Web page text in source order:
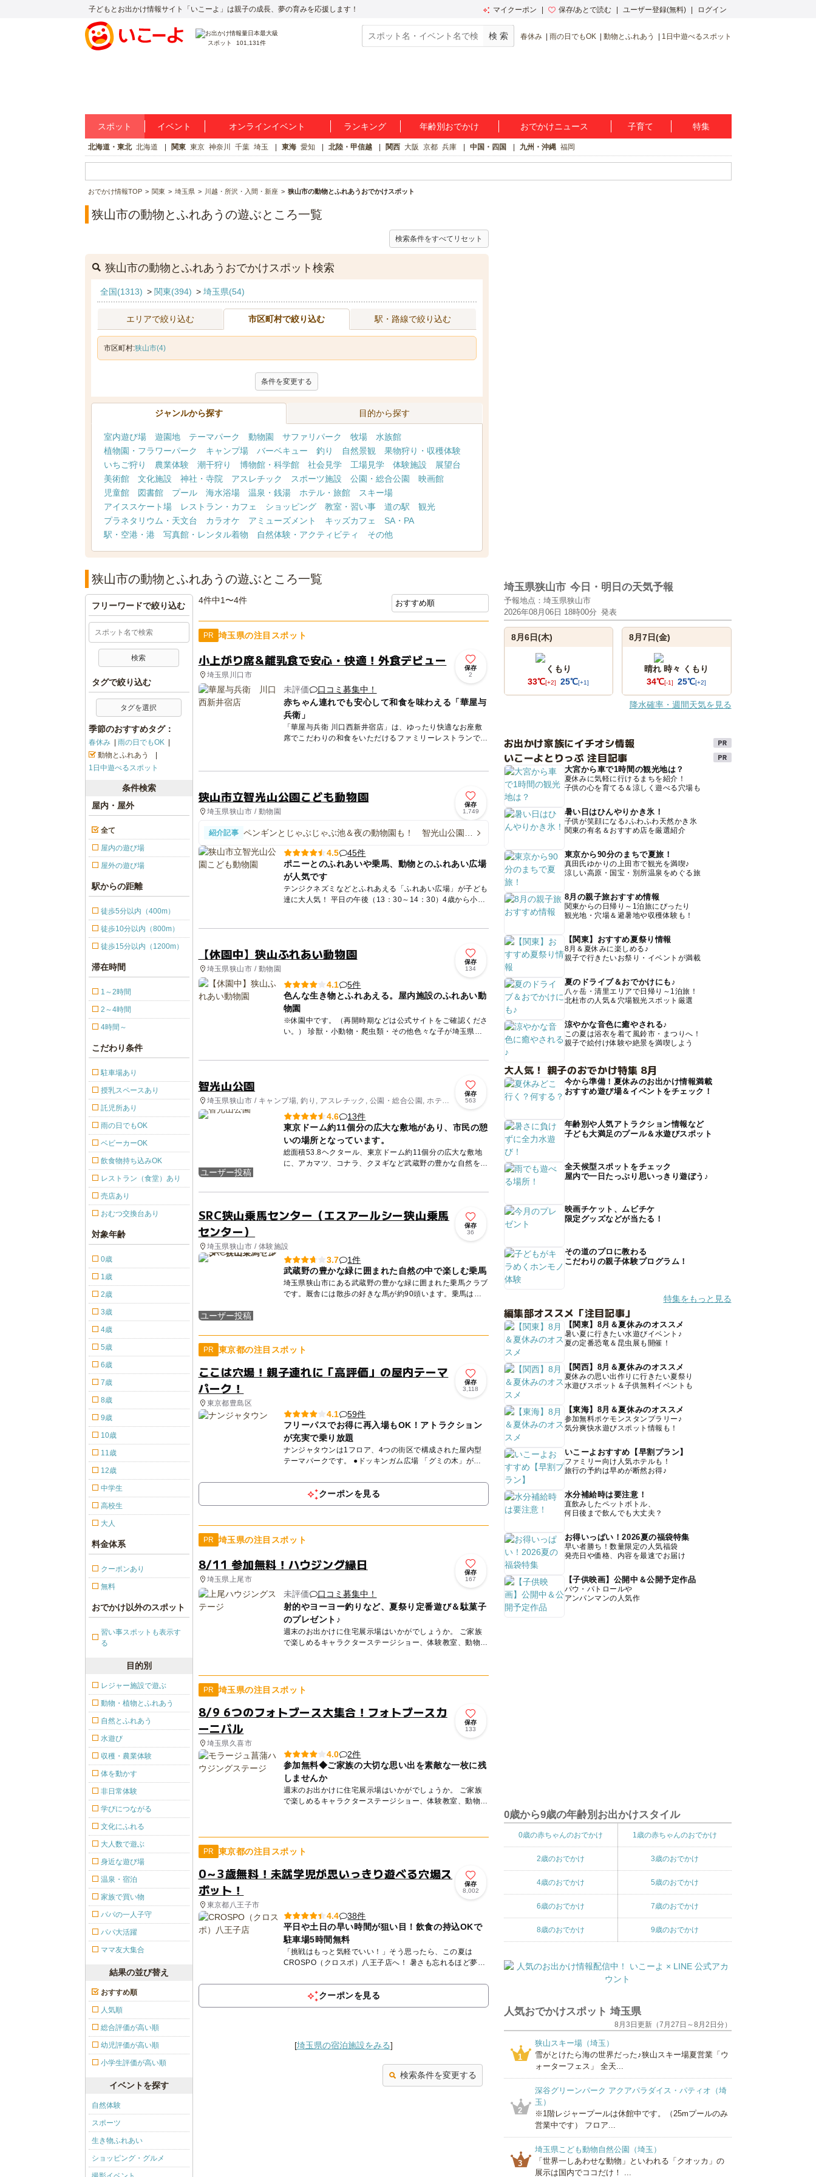
子どもとお出かけ情報サイト「いこーよ」は親子の成長、夢の育みを応援します！ マイクーポン 保存/あとで読む ユーザー登録(無料) ログイン
スポット 101,131件
春休み 雨の日でもOK 動物とふれあう 1日中遊べるスポット
スポット イベント オンラインイベント ランキング 年齢別おでかけ おでかけニュース 子育て 特集
北海道・東北 北海道 関東 東京 神奈川 千葉 埼玉 東海 愛知 北陸・甲信越 関西 大阪 京都 兵庫 中国・四国 九州・沖縄 福岡
おでかけ情報TOP 関東 埼玉県 川越・所沢・入間・新座 狭山市の動物とふれあうおでかけスポット
狭山市の動物とふれあうの遊ぶところ一覧
検索条件をすべてリセット
狭山市の動物とふれあうおでかけスポット検索
全国(1313) > 関東(394) > 埼玉県(54)
エリアで絞り込む 市区町村で絞り込む 駅・路線で絞り込む
市区町村:狭山市(4)
条件を変更する
ジャンルから探す 目的から探す
室内遊び場 遊園地 テーマパーク 動物園 サファリパーク 牧場
水族館
植物園・フラワーパーク
キャンプ場 バーベキュー 釣り 自然景観
果物狩り・収穫体験
いちご狩り
農業体験 潮干狩り 博物館・科学館 社会見学 工場見学 体験施設
展望台
美術館
文化施設 神社・寺院 アスレチック スポーツ施設 公園・総合公園
映画館
児童館
図書館 プール 海水浴場 温泉・銭湯 ホテル・旅館
スキー場
アイススケート場
レストラン・カフェ ショッピング 教室・習い事 道の駅
観光
プラネタリウム・天文台
カラオケ アミューズメント キッズカフェ
SA・PA
駅・空港・港
写真館・レンタル着物 自然体験・アクティビティ その他
狭山市の動物とふれあうの遊ぶところ一覧
4件中1〜4件
PR 埼玉県の注目スポット
小上がり席&離乳食で安心・快適！外食デビュー
埼玉県川口市
保存
2
未評価
口コミ募集中！
赤ちゃん連れでも安心して和食を味わえる「華屋与
兵衛」
「華屋与兵衛 川口西新井宿店」は、ゆったり快適なお座敷
席でこだわりの和食をいただけるファミリーレストランで
狭山市立智光山公園こども動物園
埼玉県狭山市 / 動物園
保存
1,749
紹介記事
ペンギンとじゃぶじゃぶ池＆夜の動物園も！ 智光山公園こ
4.5
45件
ポニーとのふれあいや乗馬、動物とのふれあい広場
が人気です
テンジクネズミなどとふれあえる「ふれあい広場」が子ども
達に大人気！ 平日の午後（13：30～14：30）4歳から小学
【休園中】狭山ふれあい動物園
埼玉県狭山市 / 動物園
保存
134
4.1
5件
色んな生き物とふれあえる。屋内施設のふれあい動
物園
※休園中です。（再開時期などは公式サイトをご確認くださ
い。） 珍獣・小動物・爬虫類・その他色々な子が埼玉県に
智光山公園
埼玉県狭山市 / キャンプ場, 釣り, アスレチック, 公園・総合公園, ホテ
ル・旅館
保存
563
ユーザー投稿
4.6
13件
東京ドーム約11個分の広大な敷地があり、市民の憩
いの場所となっています。
総面積53.8ヘクタール、東京ドーム約11個分の広大な敷地
に、アカマツ、コナラ、クヌギなど武蔵野の豊かな自然をそ
SRC狭山乗馬センター（エスアールシー狭山乗馬
センター）
埼玉県狭山市 / 体験施設
保存
36
ユーザー投稿
3.7
1件
武蔵野の豊かな緑に囲まれた自然の中で楽しむ乗馬
埼玉県狭山市にある武蔵野の豊かな緑に囲まれた乗馬クラブ
です。厩舎には散歩の好きな馬が約90頭います。乗馬は馬
PR 東京都の注目スポット
ここは穴場！親子連れに「高評価」の屋内テーマ
パーク！
東京都豊島区
保存
3,118
4.1
59件
フリーパスでお得に再入場もOK！アトラクション
が充実で乗り放題
ナンジャタウンは1フロア、4つの街区で構成された屋内型
テーマパークです。 ●ドッキンガム広場 「グミの木」がシ
ョ...
クーポンを見る
PR 埼玉県の注目スポット
8/11 参加無料！ハウジング縁日
埼玉県上尾市
保存
167
未評価
口コミ募集中！
射的やヨーヨー釣りなど、夏祭り定番遊び＆駄菓子
のプレゼント♪
週末のお出かけに住宅展示場はいかがでしょうか。 ご家族
で楽しめるキャラクターステージショー、体験教室、動物ふ
PR 埼玉県の注目スポット
8/9 6つのフォトブース大集合！フォトブースカ
ーニバル
埼玉県久喜市
保存
133
4.0
2件
参加無料◆ご家族の大切な思い出を素敵な一枚に残
しませんか
週末のお出かけに住宅展示場はいかがでしょうか。 ご家族
で楽しめるキャラクターステージショー、体験教室、動物ふ
PR 東京都の注目スポット
0～3歳無料！未就学児が思いっきり遊べる穴場ス
ポット！
東京都八王子市
保存
8,002
4.4
38件
平日や土日の早い時間が狙い目！飲食の持込OKで
駐車場5時間無料
「挑戦はもっと気軽でいい！」そう思ったら、この夏は
CROSPO（クロスポ）八王子店へ！ 暑さも忘れるほど夢中
ます。 ...
クーポンを見る
[埼玉県の宿泊施設をみる]
検索条件を変更する
フリーワードで絞り込む
タグで絞り込む
タグを選択
季節のおすすめタグ：
春休み
雨の日でもOK
動物とふれあう
1日中遊べるスポット
条件検索
屋内・屋外
全て
屋内の遊び場
屋外の遊び場
駅からの距離
徒歩5分以内（400m）
徒歩10分以内（800m）
徒歩15分以内（1200m）
滞在時間
1～2時間
2～4時間
4時間～
こだわり条件
駐車場あり
授乳スペースあり
託児所あり
雨の日でもOK
ベビーカーOK
飲食物持ち込みOK
レストラン（食堂）あり
売店あり
おむつ交換台あり
対象年齢
0歳
1歳
2歳
3歳
4歳
5歳
6歳
7歳
8歳
9歳
10歳
11歳
12歳
中学生
高校生
大人
料金体系
クーポンあり
無料
おでかけ以外のスポット
習い事スポットも表示す
る
目的別
レジャー施設で遊ぶ
動物・植物とふれあう
自然とふれあう
水遊び
収穫・農業体験
体を動かす
非日常体験
学びにつながる
文化にふれる
大人数で遊ぶ
身近な遊び場
温泉・宿泊
家族で買い物
パパの一人子守
パパ大活躍
ママ友大集合
結果の並び替え
おすすめ順
人気順
総合評価が高い順
幼児評価が高い順
小学生評価が高い順
イベントを探す
自然体験
スポーツ
生き物ふれあい
ショッピング・グルメ
埼玉県狭山市 今日・明日の天気予報
予報地点：埼玉県狭山市
2026年08月06日 18時00分 発表
8月6日(木)
くもり
33℃[+2] 25℃[+1]
8月7日(金)
晴れ 時々 くもり
34℃[-1] 25℃[+2]
降水確率・週間天気を見る
お出かけ家族にイチオシ情報
いこーよとりっぷ 注目記事
大宮から車で1時間の観光地は？
夏休みに気軽に行けるまちを紹介！
子供の心を育てる＆涼しく遊べる穴場も
暑い日はひんやりかき氷！
子供が笑顔になる♪ふわふわ天然かき氷
関東の有名＆おすすめ店を厳選紹介
東京から90分のまちで夏旅！
真田氏ゆかりの上田市で観光を満喫♪
涼しい高原・国宝・別所温泉をめぐる旅
8月の親子旅おすすめ情報
関東からの日帰り～1泊旅にぴったり
観光地・穴場＆避暑地や収穫体験も！
【関東】おすすめ夏祭り情報
8月＆夏休みに楽しめる♪
親子で行きたいお祭り・イベントが満載
夏のドライブ＆おでかけにも♪
八ヶ岳・清里エリアで日帰り～1泊旅！
北杜市の人気＆穴場観光スポット厳選
涼やかな音色に癒やされる♪
この夏は浴衣を着て風鈴市・まつりへ！
親子で絵付け体験や絶景を満喫しよう
大人気！ 親子のおでかけ特集 8月
今から準備！夏休みのお出かけ情報満載
おすすめ遊び場＆イベントをチェック！
年齢別や人気アトラクション情報など
子ども大満足のプール＆水遊びスポット
全天候型スポットをチェック
屋内で一日たっぷり思いっきり遊ぼう♪
映画チケット、ムビチケ
限定グッズなどが当たる！
その道のプロに教わる
こだわりの親子体験プログラム！
特集をもっと見る
編集部オススメ「注目記事」
【関東】8月＆夏休みのオススメ
暑い夏に行きたい水遊びイベント♪
夏の定番恐竜＆昆虫展も開催！
【関西】8月＆夏休みのオススメ
夏休みの思い出作りに行きたい夏祭り
水遊びスポット＆子供無料イベントも
【東海】8月＆夏休みのオススメ
参加無料ポケモンスタンプラリー♪
気分爽快水遊びスポット情報も！
いこーよおすすめ【早割プラン】
ファミリー向け人気ホテルも！
旅行の予約は早めが断然お得♪
水分補給時は要注意！
直飲みしたペットボトル、
何日後まで飲んでも大丈夫？
お得いっぱい！2026夏の福袋特集
早い者勝ち！数量限定の人気福袋
発売日や価格、内容を最速でお届け
【子供映画】公開中＆公開予定作品
パウ・パトロールや
アンパンマンの人気作
0歳から9歳の年齢別お出かけスタイル
0歳の赤ちゃんのおでかけ 1歳の赤ちゃんのおでかけ
2歳のおでかけ 3歳のおでかけ
4歳のおでかけ 5歳のおでかけ
6歳のおでかけ 7歳のおでかけ
8歳のおでかけ 9歳のおでかけ
人気おでかけスポット 埼玉県
8月3日更新（7月27日～8月2日分）
1
狭山スキー場（埼玉）
雪がとけたら海の世界だった♪狭山スキー場夏営業「ウ
ォーターフェス」 全天...
2
深谷グリーンパーク アクアパラダイス・パティオ（埼
玉）
※1階レジャープールは休館中です。（25mプールのみ
営業中です） フロア...
3
埼玉県こども動物自然公園（埼玉）
「世界一しあわせな動物」といわれる「クオッカ」の
展示は国内でココだけ！ ...